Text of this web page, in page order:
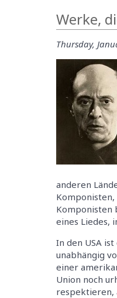
Werke,
Thursday,
anderen
Komponisten,
Komponisten
eines Liedes,
In den USA
unabhängig
einer
Union noch
respektieren,